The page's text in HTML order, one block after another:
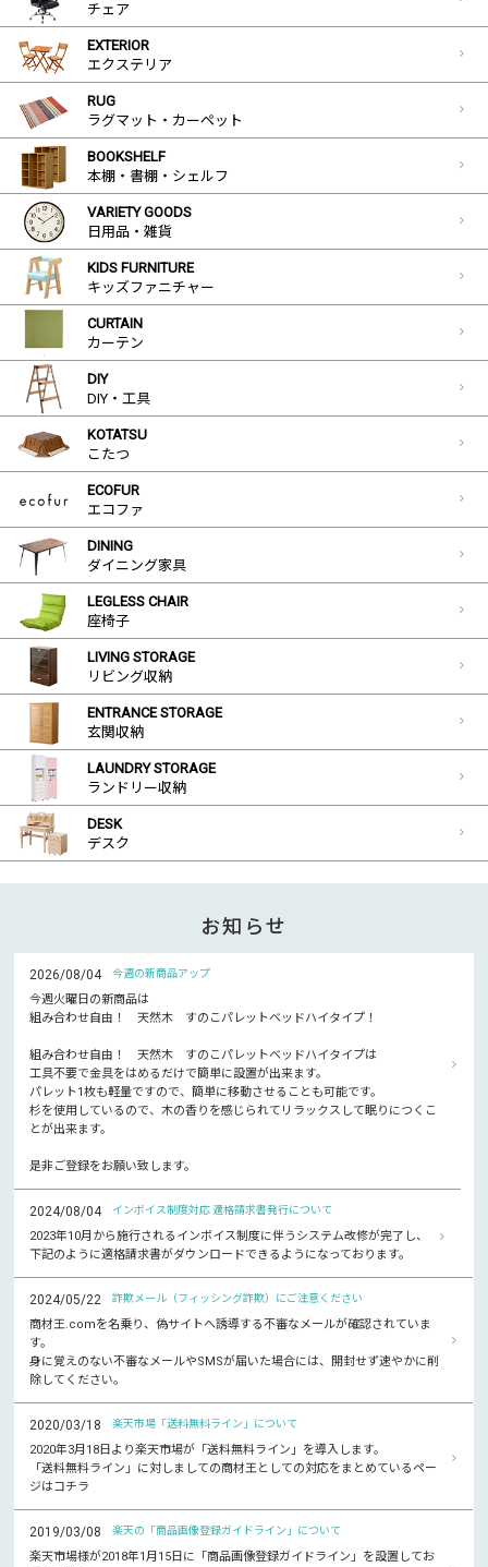
チェア
EXTERIOR
エクステリア
RUG
ラグマット・カーペット
BOOKSHELF
本棚・書棚・シェルフ
VARIETY GOODS
日用品・雑貨
KIDS FURNITURE
キッズファニチャー
CURTAIN
カーテン
DIY
DIY・工具
KOTATSU
こたつ
ECOFUR
エコファ
DINING
ダイニング家具
LEGLESS CHAIR
座椅子
LIVING STORAGE
リビング収納
ENTRANCE STORAGE
玄関収納
LAUNDRY STORAGE
ランドリー収納
DESK
デスク
お知らせ
2026/08/04 今週の新商品アップ
今週火曜日の新商品は
組み合わせ自由！ 天然木 すのこパレットベッドハイタイプ！
組み合わせ自由！ 天然木 すのこパレットベッドハイタイプは
工具不要で金具をはめるだけで簡単に設置が出来ます。
パレット1枚も軽量ですので、簡単に移動させることも可能です。
杉を使用しているので、木の香りを感じられてリラックスして眠りにつくこ
とが出来ます。
是非ご登録をお願い致します。
2024/08/04 インボイス制度対応 適格請求書発行について
2023年10月から施行されるインボイス制度に伴うシステム改修が完了し、
下記のように適格請求書がダウンロードできるようになっております。
2024/05/22 詐欺メール（フィッシング詐欺）にご注意ください
商材王.comを名乗り、偽サイトへ誘導する不審なメールが確認されていま
す。
身に覚えのない不審なメールやSMSが届いた場合には、開封せず速やかに削
除してください。
2020/03/18 楽天市場「送料無料ライン」について
2020年3月18日より楽天市場が「送料無料ライン」を導入します。
「送料無料ライン」に対しましての商材王としての対応をまとめているペー
ジはコチラ
2019/03/08 楽天の「商品画像登録ガイドライン」について
楽天市場様が2018年1月15日に「商品画像登録ガイドライン」を設置してお